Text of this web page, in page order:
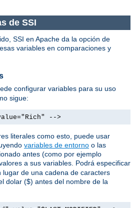
de SSI
SSI en Apache da la opción de
variables en comparaciones y
configurar variables para su uso
sigue:
-->
literales como esto, puede usar
variables de entorno o las
antes (como por ejemplo
a sus variables. Podrá especificar
de una cadena de caracters
dolar ($) antes del nombre de la